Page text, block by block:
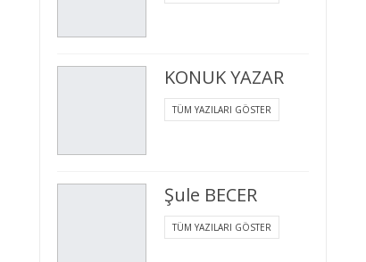
KONUK YAZAR
TÜM YAZILARI GÖSTER
Şule BECER
TÜM YAZILARI GÖSTER